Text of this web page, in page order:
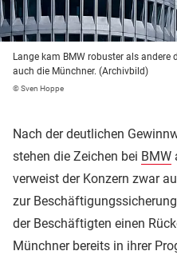
Lange kam BMW robuster als andere
auch die Münchner. (Archivbild)
© Sven Hoppe
Nach der deutlichen
stehen die Zeichen bei BMW
verweist der Konzern zwar
zur
der Beschäftigten einen
Münchner bereits in ihrer